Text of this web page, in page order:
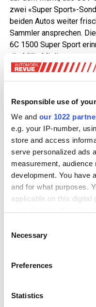
Responsible use of
We and our 1022
e.g. your IP-number,
store and access
serve personalized ads
measurement,
development. You have
and for what purposes.
applicable on this digital
the Privacy trigger icon.
Collect information
Identify your device
Selection
Necessary
Preferences
Statistics
zwei «Super Sport»-
beiden Autos weiter
Sammler ansprechen.
6C 1500 Super Sport
die Mille Miglia gewann.
dunklen Dachhimmel
Logo aus. Das den
grüne Kleeblatt ist dort
statt einem weissen
Zur Ausstattung der
eine Akrapovic-
Elemente und schwarz
übernimmt jeweils der
(520 PS), Preise für die
Gesamtauflage
Giulia beziehungsweise